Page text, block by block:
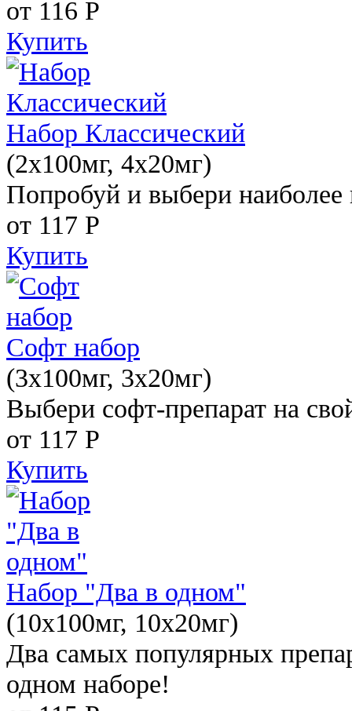
от 116 Р
Купить
Набор Классический
(2x100мг, 4x20мг)
Попробуй и выбери наиболее
от 117 Р
Купить
Софт набор
(3x100мг, 3x20мг)
Выбери софт-препарат на
от 117 Р
Купить
Набор "Два в одном"
(10x100мг, 10x20мг)
Два самых популярных
одном наборе!